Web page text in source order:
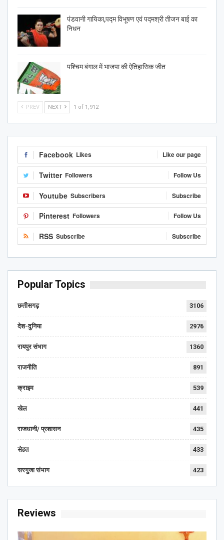
पंडवानी गायिका,पद्म विभूषण एवं पद्मश्री तीजन बाई का
निधन
पश्चिम बंगाल में भाजपा की ऐतिहासिक जीत
PREV NEXT 1 of 1,912
Facebook Likes Like our page
Twitter Followers Follow Us
Youtube Subscribers Subscribe
Pinterest Followers Follow Us
RSS Subscribe Subscribe
Popular Topics
छत्तीसगढ़ 3106
देश-दुनिया 2976
रायपुर संभाग 1360
राजनीति 891
क्राइम 539
खेल 441
राजधानी/ प्रशासन 435
सेहत 433
सरगुजा संभाग 423
Reviews